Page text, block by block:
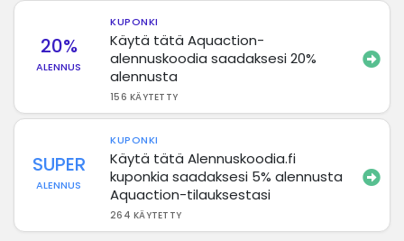
20%
ALENNUS
KUPONKI
Käytä tätä Aquaction-
alennuskoodia saadaksesi 20%
alennusta
156 KÄYTETTY
SUPER
ALENNUS
KUPONKI
Käytä tätä Alennuskoodia.fi
kuponkia saadaksesi 5% alennusta
Aquaction-tilauksestasi
264 KÄYTETTY